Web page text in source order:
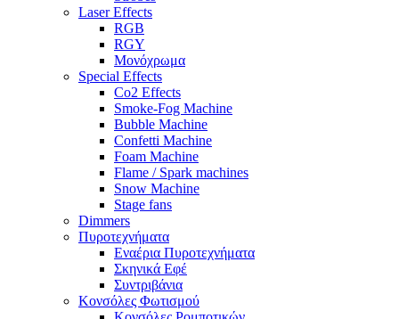
Laser Effects
RGB
RGY
Μονόχρωμα
Special Effects
Co2 Effects
Smoke-Fog Machine
Bubble Machine
Confetti Machine
Foam Machine
Flame / Spark machines
Snow Machine
Stage fans
Dimmers
Πυροτεχνήματα
Εναέρια Πυροτεχνήματα
Σκηνικά Εφέ
Συντριβάνια
Κονσόλες Φωτισμού